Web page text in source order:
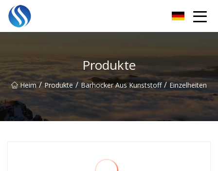
Produkte
Heim / Produkte / Barhocker Aus Kunststoff / Einzelheiten